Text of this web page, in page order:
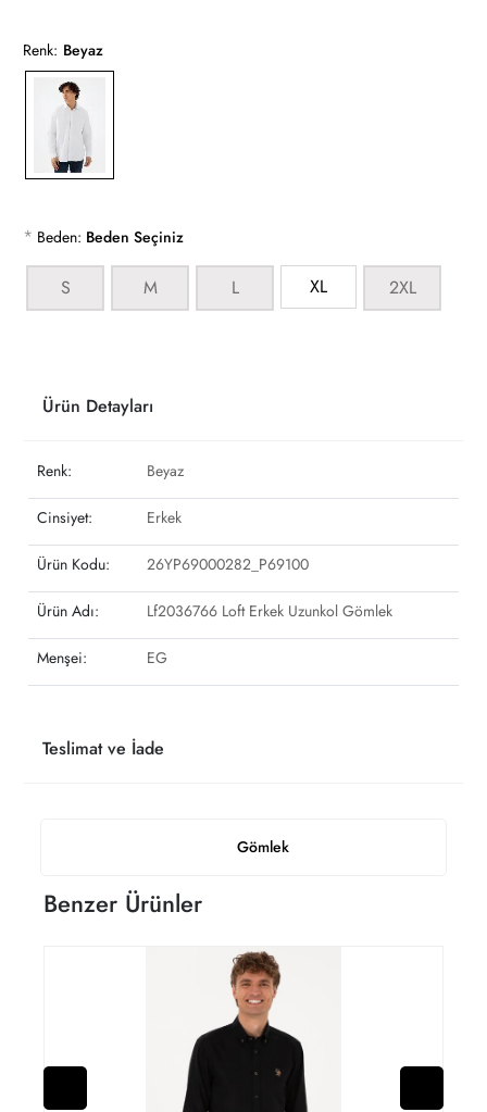
Renk: Beyaz
* Beden: Beden Seçiniz
S M L XL 2XL
Gömlek
Ürün Detayları
Renk: Beyaz
Cinsiyet: Erkek
Ürün Kodu: 26YP69000282_P69100
Ürün Adı: Lf2036766 Loft Erkek Uzunkol Gömlek
Menşei: EG
Teslimat ve İade
Benzer Ürünler